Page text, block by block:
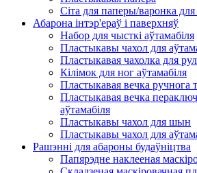
Сіта для паперы/варонка
Абарона інтэр'ераў і паверхняў
Набор для чысткі аўтамабіля
Пластыкавы чахол для
Пластыкавая чахолка для
Кілімок для ног аўтамабіля
Пластыкавая вечка ручнога
Пластыкавая вечка
аўтамабіля
Пластыкавы чахол для шын
Пластыкавы чахол для
Рашэнні для абароны будаўніцтва
Папярэдне наклееная